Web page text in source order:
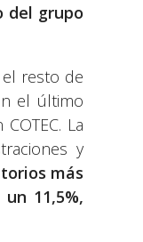
del grupo
resto de
el último
La
y
más
11,5%,